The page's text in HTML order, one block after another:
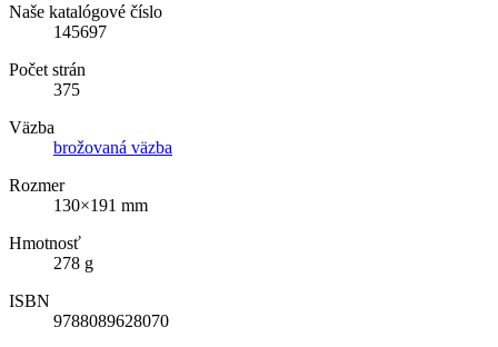
Naše katalógové číslo
145697
Počet strán
375
Väzba
brožovaná väzba
Rozmer
130×191 mm
Hmotnosť
278 g
ISBN
9788089628070